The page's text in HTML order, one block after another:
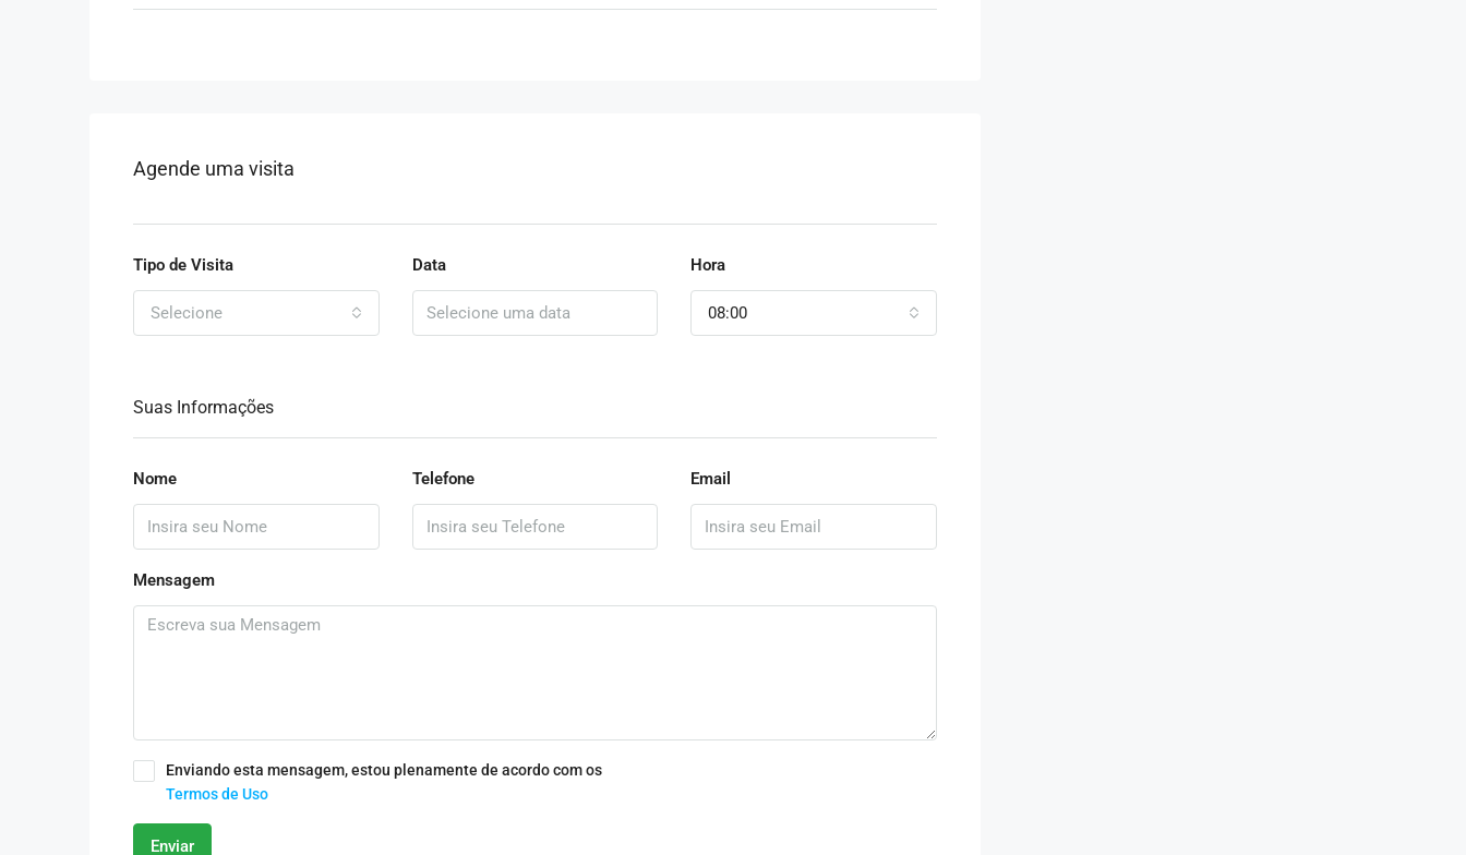
Agende uma visita
Tipo de Visita
Selecione
Data Hora
08:00
Suas Informações
Nome Telefone Email
Mensagem
Enviando esta mensagem, estou plenamente de acordo com os
Termos de Uso
Enviar